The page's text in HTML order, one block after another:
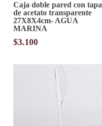
Caja doble pared con tapa
de acetato transparente
27X8X4cm- AGUA
MARINA
$3.100